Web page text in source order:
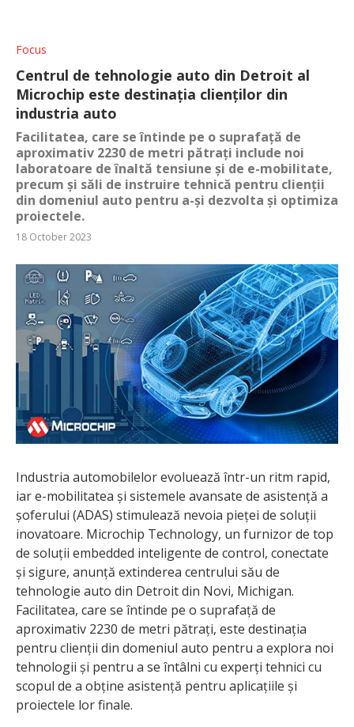
Focus
Centrul de tehnologie auto din Detroit al
Microchip este destinația clienților din
industria auto
Facilitatea, care se întinde pe o suprafață de
aproximativ 2230 de metri pătrați include noi
laboratoare de înaltă tensiune și de e-mobilitate,
precum și săli de instruire tehnică pentru clienții
din domeniul auto pentru a-și dezvolta și optimiza
proiectele.
18 October 2023
Industria automobilelor evoluează într-un ritm rapid,
iar e-mobilitatea și sistemele avansate de asistență a
șoferului (ADAS) stimulează nevoia pieței de soluții
inovatoare. Microchip Technology, un furnizor de top
de soluții embedded inteligente de control, conectate
și sigure, anunță extinderea centrului său de
tehnologie auto din Detroit din Novi, Michigan.
Facilitatea, care se întinde pe o suprafață de
aproximativ 2230 de metri pătrați, este destinația
pentru clienții din domeniul auto pentru a explora noi
tehnologii și pentru a se întâlni cu experți tehnici cu
scopul de a obține asistență pentru aplicațiile și
proiectele lor finale.